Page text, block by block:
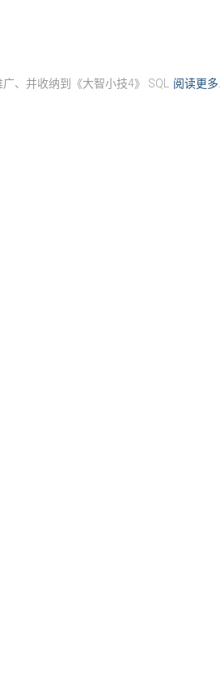
、并收纳到《大智小技4》 SQL
阅读更多…